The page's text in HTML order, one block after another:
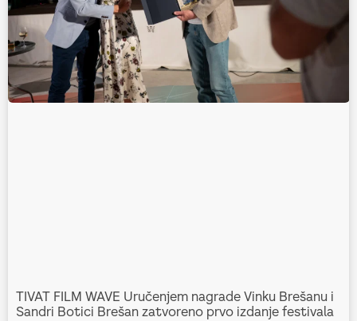
TIVAT FILM WAVE Uručenjem nagrade Vinku Brešanu i
Sandri Botici Brešan zatvoreno prvo izdanje festivala